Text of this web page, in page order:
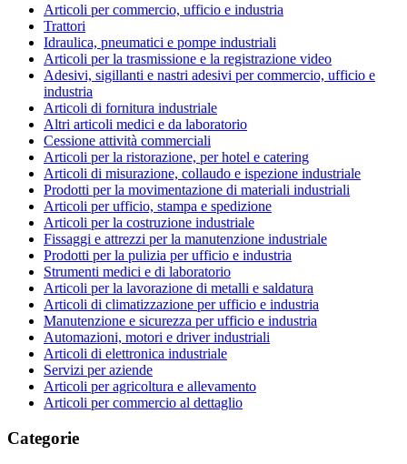
Articoli per commercio, ufficio e industria
Trattori
Idraulica, pneumatici e pompe industriali
Articoli per la trasmissione e la registrazione video
Adesivi, sigillanti e nastri adesivi per commercio, ufficio e
industria
Articoli di fornitura industriale
Altri articoli medici e da laboratorio
Cessione attività commerciali
Articoli per la ristorazione, per hotel e catering
Articoli di misurazione, collaudo e ispezione industriale
Prodotti per la movimentazione di materiali industriali
Articoli per ufficio, stampa e spedizione
Articoli per la costruzione industriale
Fissaggi e attrezzi per la manutenzione industriale
Prodotti per la pulizia per ufficio e industria
Strumenti medici e di laboratorio
Articoli per la lavorazione di metalli e saldatura
Articoli di climatizzazione per ufficio e industria
Manutenzione e sicurezza per ufficio e industria
Automazioni, motori e driver industriali
Articoli di elettronica industriale
Servizi per aziende
Articoli per agricoltura e allevamento
Articoli per commercio al dettaglio
Categorie